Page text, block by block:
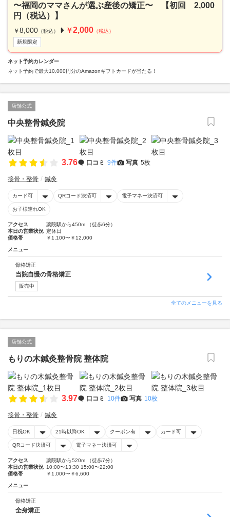
〜福岡のママさんが選ぶ産後の矯正〜 【初回 2,000
円（税込）】
￥ 8,000 （税込） ￥2,000 （税込）
新規限定
ネット予約カレンダー
ネット予約で最大10,000円分のAmazonギフトカードが当たる！
店舗公式
中央整骨鍼灸院
3.76 口コミ 9件 写真 5枚
接骨・整骨 鍼灸
カード可 QRコード決済可 電子マネー決済可
お子様連れOK
アクセス
薬院駅から450m （徒歩6分）
本日の営業状況 定休日
価格帯
￥1,100〜￥12,000
メニュー
骨格矯正
当院自慢の骨格矯正
販売中
全てのメニューを見る
店舗公式
もりの木鍼灸整骨院 整体院
3.97 口コミ 10件 写真 10枚
接骨・整骨 鍼灸
日祝OK 21時以降OK クーポン有 カード可
QRコード決済可 電子マネー決済可
アクセス
薬院駅から520m （徒歩7分）
本日の営業状況 10:00〜13:30 15:00〜22:00
価格帯
￥1,000〜￥6,600
メニュー
骨格矯正
全身矯正